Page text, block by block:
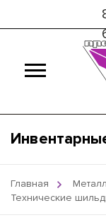
Главная
Технические